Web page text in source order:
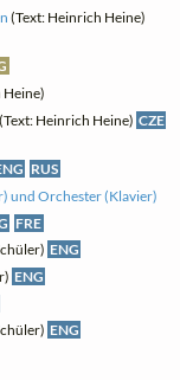
(Text: Heinrich Heine)
Heinrich Heine) CZE
RUS
und Orchester (Klavier)
FRE
ENG
ENG
ENG